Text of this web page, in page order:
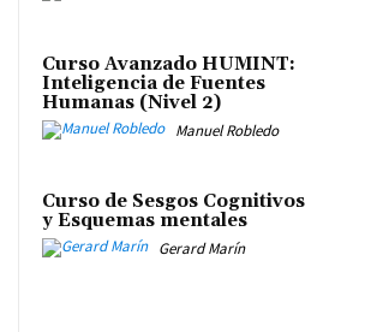
Curso Avanzado HUMINT:
Inteligencia de Fuentes
Humanas (Nivel 2)
Manuel Robledo
Curso de Sesgos Cognitivos
y Esquemas mentales
Gerard Marín